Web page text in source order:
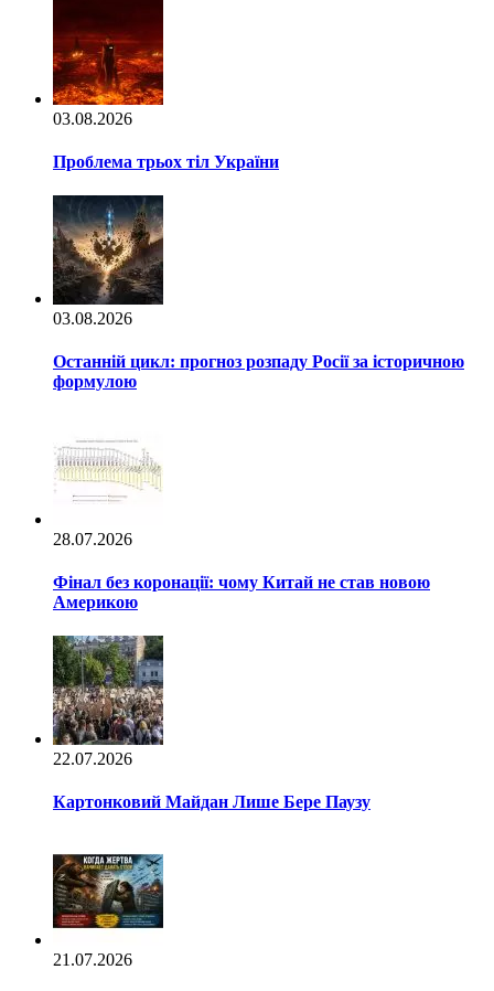
03.08.2026
Проблема трьох тіл України
03.08.2026
Останній цикл: прогноз розпаду Росії за історичною
формулою
28.07.2026
Фінал без коронації: чому Китай не став новою
Америкою
22.07.2026
Картонковий Майдан Лише Бере Паузу
21.07.2026